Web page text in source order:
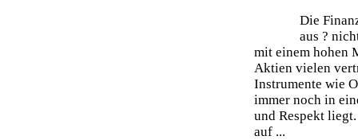
Die
aus ?
mit einem hohen
Aktien vielen
Instrumente wie
immer noch in
und Respekt
auf ...